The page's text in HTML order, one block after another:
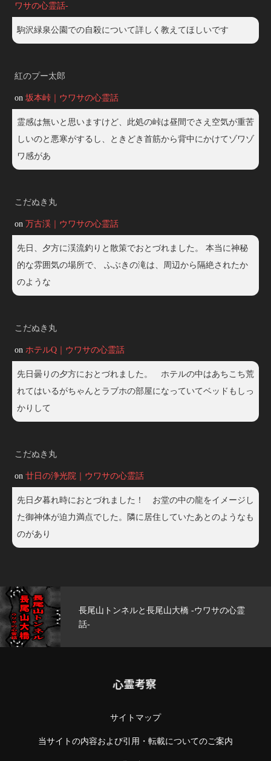
ワサの心霊話-
駒沢緑泉公園での自殺について詳しく教えてほしいです
紅のプー太郎
on 坂本峠｜ウワサの心霊話
霊感は無いと思いますけど、此処の峠は昼間でさえ空気が重苦
しいのと悪寒がするし、ときどき首筋から背中にかけてゾワゾ
ワ感があ
こだぬき丸
on 万古渓｜ウワサの心霊話
先日、夕方に渓流釣りと散策でおとづれました。 本当に神秘
的な雰囲気の場所で、 ふぶきの滝は、周辺から隔絶されたか
のような
こだぬき丸
on ホテルQ｜ウワサの心霊話
先日曇りの夕方におとづれました。 ホテルの中はあちこち荒
れてはいるがちゃんとラブホの部屋になっていてベッドもしっ
かりして
こだぬき丸
on 廿日の浄光院｜ウワサの心霊話
先日夕暮れ時におとづれました！ お堂の中の龍をイメージし
た御神体が迫力満点でした。隣に居住していたあとのようなも
のがあり
心霊
玄武洞公園 -ウワサの心霊話-
心霊考察
サイトマップ
当サイトの内容および引用・転載についてのご案内